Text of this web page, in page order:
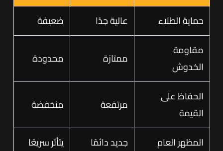
حماية الطلاء عالية جدًا
ضعيفة
مقاومة
الخدوش
ممتازة محدودة
الحفاظ على
القيمة
مرتفعة منخفضة
المظهر العام جديد دائمًا يتأثر سريعًا